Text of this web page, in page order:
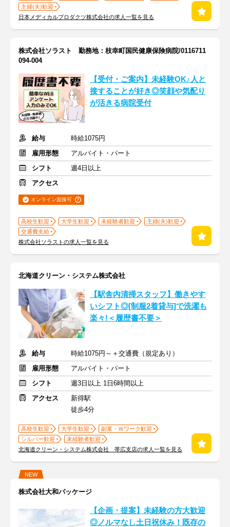
主婦(夫)歓迎
日本メディカルプロダクツ株式会社の求人一覧を見る
株式会社ソラスト 勤務地：枝幸町国民健康保険病院/0116711
094-004
【受付・ご案内】未経験OK♪人と
接することが好き◎笑顔や気配り
が活きる病院受付
給与
時給1075円
雇用形態
アルバイト・パート
シフト
週4日以上
アクセス
オンライン面接可
高校生歓迎 大学生歓迎 未経験者歓迎
主婦(夫)歓迎
交通費支給
株式会社ソラストの求人一覧を見る
北海道クリーン・システム株式会社
【駅舎内清掃スタッフ】働きやす
いシフト◎[制服2着貸与]で洗濯も
楽々!＜履歴書不要＞
給与
時給1075円～＋交通費（規定あり）
雇用形態
アルバイト・パート
シフト
週3日以上 1日6時間以上
アクセス
新得駅
徒歩4分
高校生歓迎 大学生歓迎
副業・Ｗワーク歓迎
シルバー歓迎
未経験者歓迎
北海道クリーン・システム株式会社 帯広支店の求人一覧を見る
NEW
株式会社大和パッケージ
【企画・提案】未経験の方大歓迎
◎ノルマなし土日祝休み！既存の